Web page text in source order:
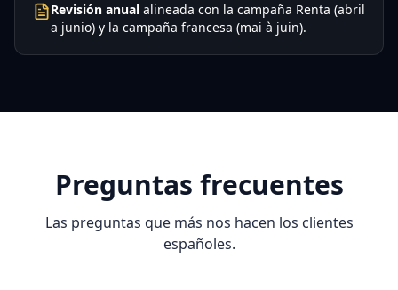
Revisión anual alineada con la campaña Renta (abril
a junio) y la campaña francesa (mai à juin).
Preguntas frecuentes
Las preguntas que más nos hacen los clientes
españoles.